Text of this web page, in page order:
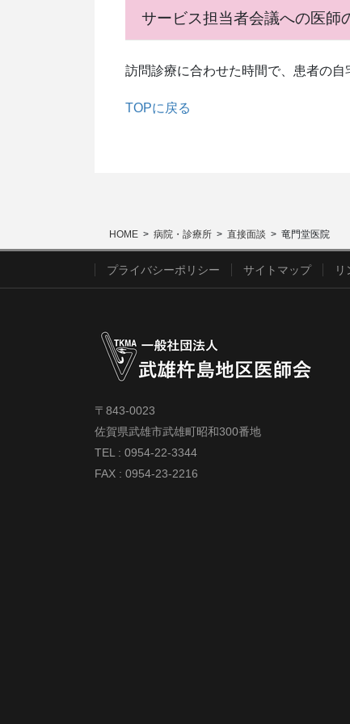
サービス担当者会議への医師
訪問診療に合わせた時間で、患者の
TOPに戻る
HOME 病院・診療所 直接面談 竜門堂医院
プライバシーポリシー サイトマップ リ
〒843-0023
佐賀県武雄市武雄町昭和300番地
TEL : 0954-22-3344
FAX : 0954-23-2216